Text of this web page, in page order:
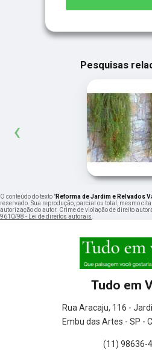
Pesquisas
‹
O conteúdo do texto "Reforma de Jardim e Relvados
reservado. Sua reprodução, parcial ou total, mesmo
autorização do autor. Crime de violação de direito
9610/98 - Lei de direitos autorais.
Tudo em
Rua Aracaju, 116 -
Embu das Artes - SP -
(11) 98636-